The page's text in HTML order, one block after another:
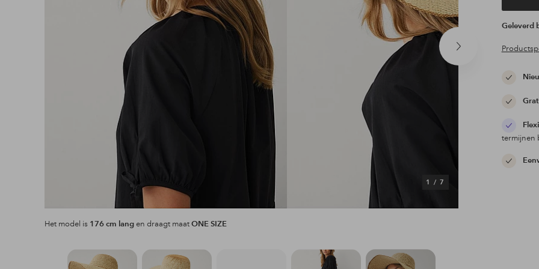
Volgend
product
1/ 7
Het model is 176 cm langen draagt maatONE SIZE
termijnen